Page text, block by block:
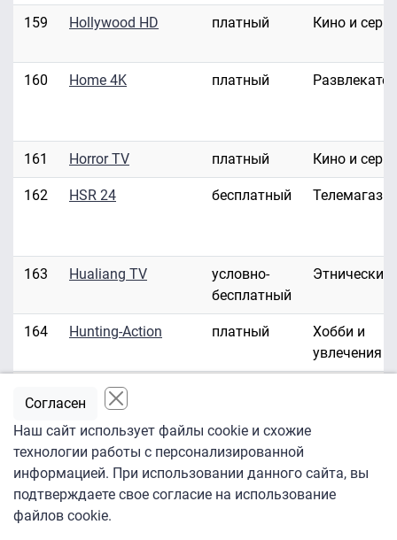
159 Hollywood HD платный Кино и
160 Home 4K платный
161 Horror TV платный Кино и
162 HSR 24 бесплатный
163 Hualiang TV
условно-
бесплатный
Этнические
164 Hunting-Action платный
Хобби и
увлечения
Hustler HD/3D
166 Hustler TV платный
167
ID Investigation
Discovery
платный
Наш сайт использует файлы cookie и схожие
технологии работы с персонализированной
информацией. При использовании данного сайта, вы
подтверждаете свое согласие на использование
файлов cookie.
Согласен